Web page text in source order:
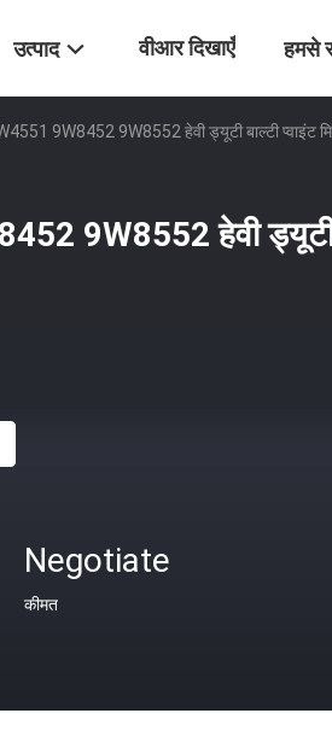
उत्पाद वीआर दिखाएँ हमसे
9W8452 9W8552 हेवी ड्यूटी बाल्टी प्वाइंट
9W8552 हेवी
Negotiate
कीमत